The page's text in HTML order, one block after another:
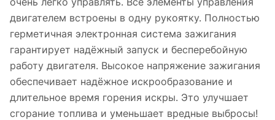
двигателем встроены в одну рукоятку. Полностью
герметичная электронная система зажигания
гарантирует надёжный запуск и бесперебойную
работу двигателя. Высокое напряжение зажигания
обеспечивает надёжное искрообразование и
длительное время горения искры. Это улучшает
сгорание топлива и уменьшает вредные выбросы!